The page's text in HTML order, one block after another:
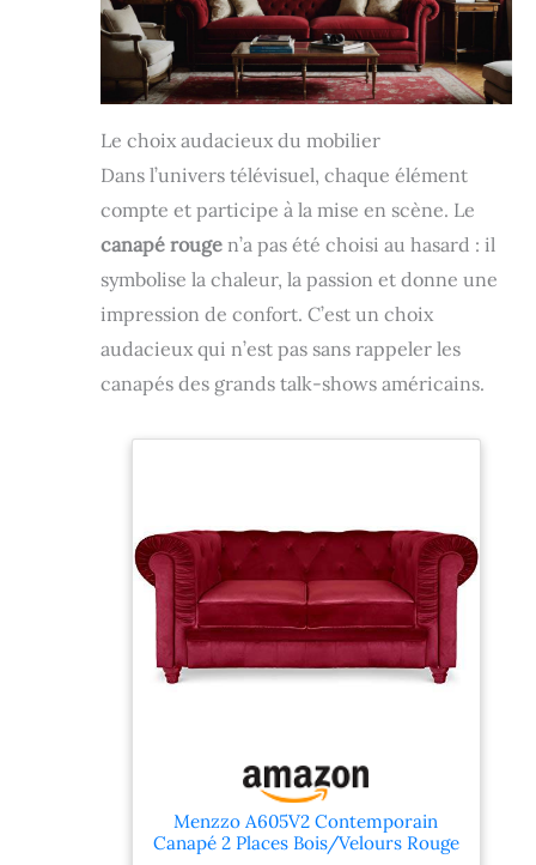
Le choix audacieux du mobilier
Dans l’univers télévisuel, chaque élément
compte et participe à la mise en scène. Le
canapé rouge n’a pas été choisi au hasard : il
symbolise la chaleur, la passion et donne une
impression de confort. C’est un choix
audacieux qui n’est pas sans rappeler les
canapés des grands talk-shows américains.
Menzzo A605V2 Contemporain
Canapé 2 Places Bois/Velours Rouge